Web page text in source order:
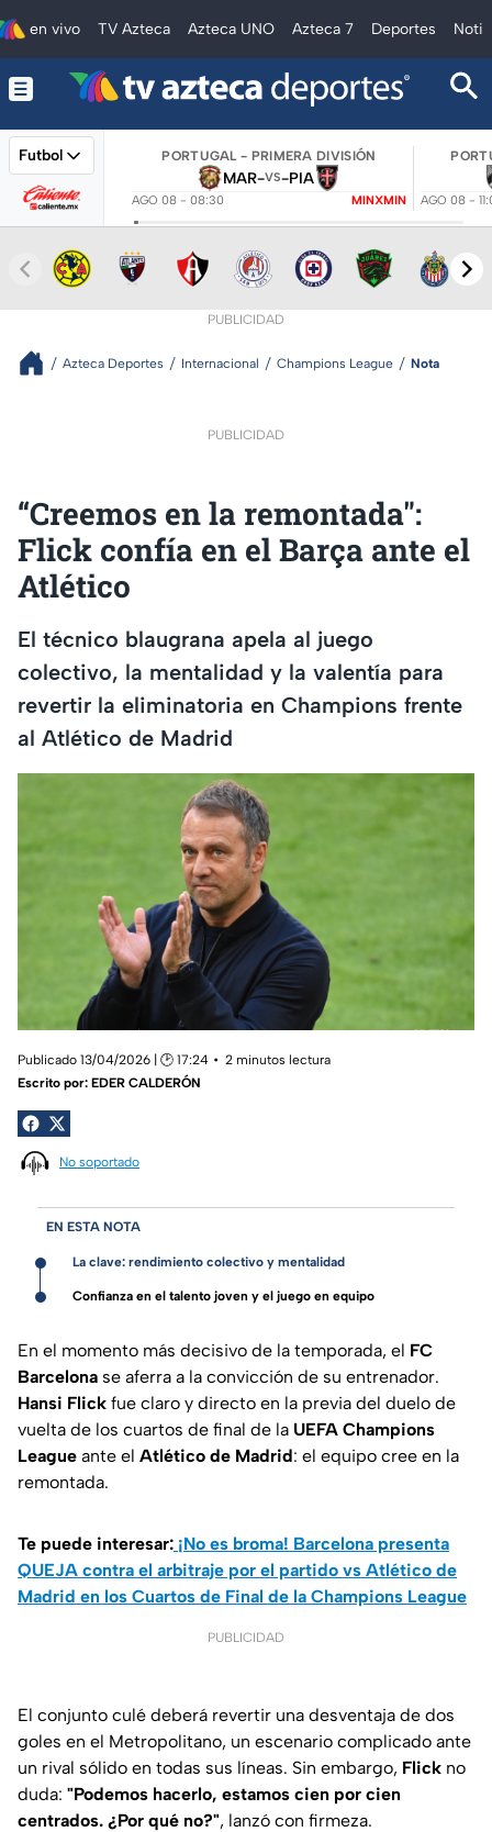
en vivo TV Azteca Azteca UNO Azteca 7 Deportes
Futbol PORTUGAL - PRIMERA DIVISIÓN
MAR-VS-PIA
AGO 08 - 08:30 MINXMIN AGO 08 -
PUBLICIDAD
Azteca Deportes Internacional Champions League Nota
PUBLICIDAD
“Creemos en la remontada":
Flick confía en el Barça ante el
Atlético
El técnico blaugrana apela al juego
colectivo, la mentalidad y la valentía para
revertir la eliminatoria en Champions frente
al Atlético de Madrid
Publicado 13/04/2026 | 🕑 17:24
2 minutos lectura
Escrito por: EDER CALDERÓN
No soportado
EN ESTA NOTA
La clave: rendimiento colectivo y mentalidad
Confianza en el talento joven y el juego en equipo
En el momento más decisivo de la temporada, el FC
Barcelona se aferra a la convicción de su entrenador.
Hansi Flick fue claro y directo en la previa del duelo de
vuelta de los cuartos de final de la UEFA Champions
League ante el Atlético de Madrid: el equipo cree en la
remontada.
Te puede interesar: ¡No es broma! Barcelona presenta
QUEJA contra el arbitraje por el partido vs Atlético de
Madrid en los Cuartos de Final de la Champions League
PUBLICIDAD
El conjunto culé deberá revertir una desventaja de dos
goles en el Metropolitano, un escenario complicado ante
un rival sólido en todas sus líneas. Sin embargo, Flick no
duda: "Podemos hacerlo, estamos cien por cien
centrados. ¿Por qué no?", lanzó con firmeza.